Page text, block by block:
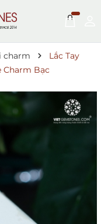
charm
Lắc Tay
Charm Bạc